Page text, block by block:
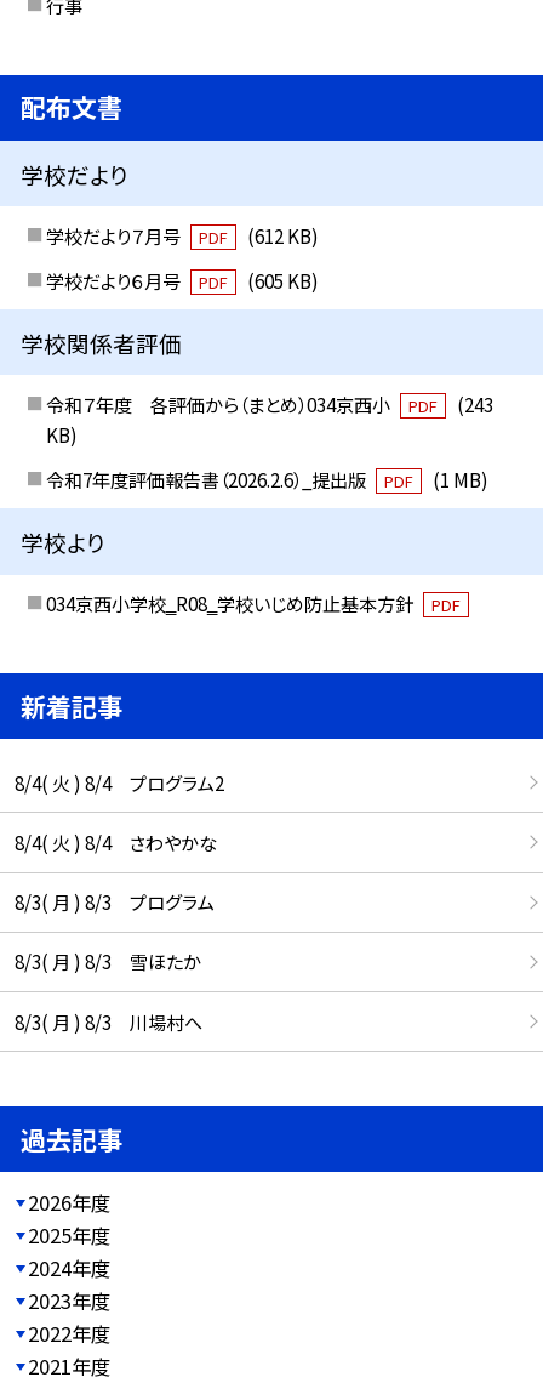
配布文書
学校だより
学校だより７月号 PDF
(612 KB)
学校だより６月号
PDF (605 KB)
学校関係者評価
令和７年度 各評価から（まとめ）034京西小 PDF
(243
KB)
令和7年度評価報告書（2026.2.6）_提出版
PDF (1 MB)
学校より
034京西小学校‗R08‗学校いじめ防止基本方針 PDF
新着記事
8/4( 火 ) 8/4 プログラム2
8/4( 火 ) 8/4 さわやかな
8/3( 月 ) 8/3 プログラム
8/3( 月 ) 8/3 雪ほたか
8/3( 月 ) 8/3 川場村へ
過去記事
2026年度
2025年度
2024年度
2023年度
2022年度
2021年度